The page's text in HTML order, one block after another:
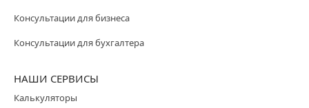
Консультации для бизнеса
Консультации для бухгалтера
НАШИ СЕРВИСЫ
Калькуляторы